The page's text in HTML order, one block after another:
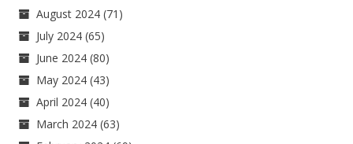
August 2024 (71)
July 2024 (65)
June 2024 (80)
May 2024 (43)
April 2024 (40)
March 2024 (63)